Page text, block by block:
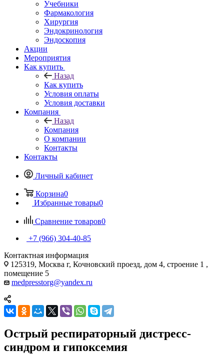
Учебники
Фармакология
Хирургия
Эндокринология
Эндоскопия
Акции
Мероприятия
Как купить
Назад
Как купить
Условия оплаты
Условия доставки
Компания
Назад
Компания
О компании
Контакты
Контакты
Личный кабинет
Корзина0
Избранные товары0
Сравнение товаров0
+7 (966) 304-40-85
Контактная информация
125319, Москва г, Кочновский проезд, дом 4, строение 1 ,
помещение 5
medpresstorg@yandex.ru
Острый респираторный дистресс-
синдром и гипоксемия